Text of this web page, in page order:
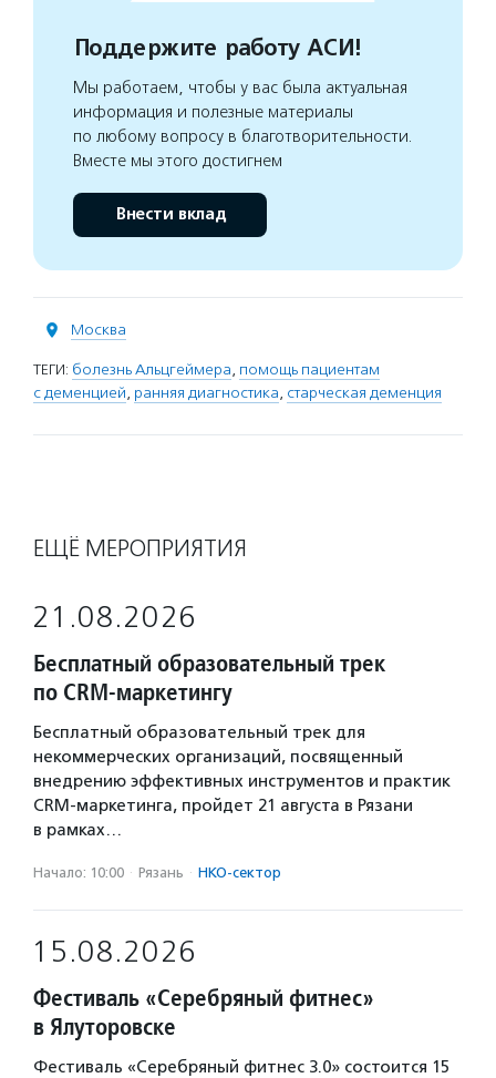
Поддержите работу АСИ!
Мы работаем, чтобы у вас была актуальная
информация и полезные материалы
по любому вопросу в благотворительности.
Вместе мы этого достигнем
Внести вклад
Москва
ТЕГИ: болезнь Альцгеймера, помощь пациентам
с деменцией, ранняя диагностика, старческая деменция
ЕЩЁ МЕРОПРИЯТИЯ
21.08.2026
Бесплатный образовательный трек
по CRM-маркетингу
Бесплатный образовательный трек для
некоммерческих организаций, посвященный
внедрению эффективных инструментов и практик
CRM-маркетинга, пройдет 21 августа в Рязани
в рамках…
Начало: 10:00 · Рязань · НКО-сектор
15.08.2026
Фестиваль «Серебряный фитнес»
в Ялуторовске
Фестиваль «Серебряный фитнес 3.0» состоится 15